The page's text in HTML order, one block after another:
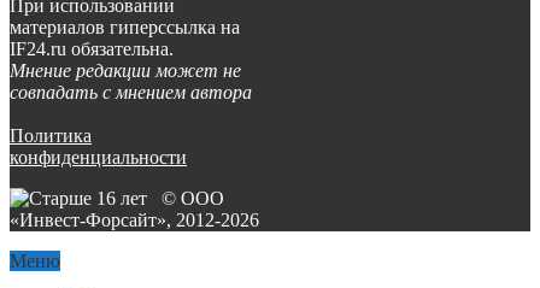
При использовании
материалов гиперссылка на
IF24.ru обязательна.
Мнение редакции может не
совпадать с мнением автора
Политика
конфиденциальности
© ООО
«Инвест-Форсайт», 2012-2026
Меню